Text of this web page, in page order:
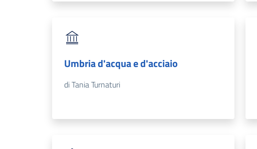
Umbria d'acqua e d'acciaio
di Tania Turnaturi